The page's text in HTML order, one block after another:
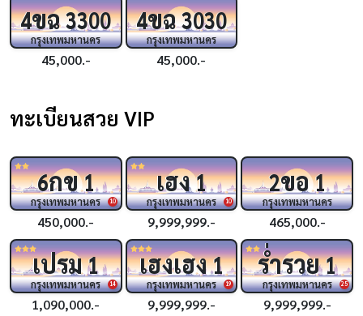
4ขฉ3300
กรุงเทพมหานคร
45,000.-
4ขฉ3030
กรุงเทพมหานคร
45,000.-
ทะเบียนสวย VIP
10
6กข1
กรุงเทพมหานคร
450,000.-
10
เฮง1
กรุงเทพมหานคร
9,999,999.-
2ขอ1
กรุงเทพมหานคร
465,000.-
14
เปรม1
กรุงเทพมหานคร
1,090,000.-
19
เฮงเฮง1
กรุงเทพมหานคร
9,999,999.-
25
ร่ำรวย1
กรุงเทพมหานคร
9,999,999.-